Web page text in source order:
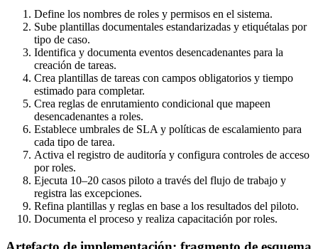
Define los nombres de roles y permisos en el sistema.
Sube plantillas documentales estandarizadas y etiquétalas por
tipo de caso.
Identifica y documenta eventos desencadenantes para la
creación de tareas.
Crea plantillas de tareas con campos obligatorios y tiempo
estimado para completar.
Crea reglas de enrutamiento condicional que mapeen
desencadenantes a roles.
Establece umbrales de SLA y políticas de escalamiento para
cada tipo de tarea.
Activa el registro de auditoría y configura controles de acceso
por roles.
Ejecuta 10–20 casos piloto a través del flujo de trabajo y
registra las excepciones.
Refina plantillas y reglas en base a los resultados del piloto.
Documenta el proceso y realiza capacitación por roles.